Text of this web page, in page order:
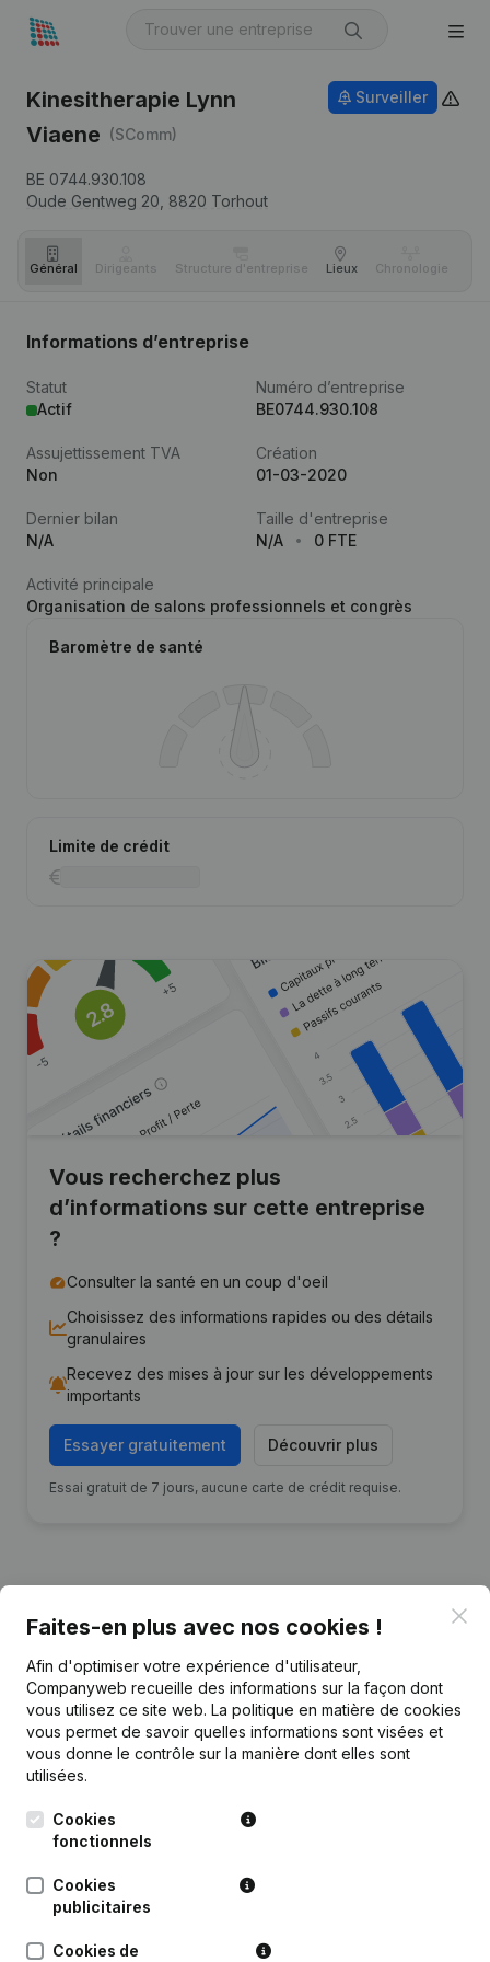
Kinesitherapie Lynn
Viaene (SComm)
BE 0744.930.108
Oude Gentweg 20, 8820 Torhout
Surveiller
Général Dirigeants Structure d'entreprise Lieux Chronologie
Informations d’entreprise
Statut
Actif
Numéro d’entreprise
BE0744.930.108
Assujettissement TVA
Non
Création
01-03-2020
Dernier bilan
N/A
Taille d'entreprise
N/A
0 FTE
Activité principale
Organisation de salons professionnels et congrès
Baromètre de santé
Limite de crédit
Vous recherchez plus
d’informations sur cette entreprise
?
Consulter la santé en un coup d'oeil
Choisissez des informations rapides ou des détails
granulaires
Recevez des mises à jour sur les développements
importants
Essayer gratuitement Découvrir plus
Essai gratuit de 7 jours, aucune carte de crédit requise.
Publicationsde Kinesitherapie Lynn Viaene
Date Publication
12-03-2020
Rubrique Constitution (Nouvelle
Personne Morale, Ouverture
Questions fréquemment posées
Faites-en plus avec nos cookies !
Afin d'optimiser votre expérience d'utilisateur,
Companyweb recueille des informations sur la façon dont
vous utilisez ce site web. La politique en matière de cookies
vous permet de savoir quelles informations sont visées et
vous donne le contrôle sur la manière dont elles sont
utilisées.
Cookies
fonctionnels
Cookies
publicitaires
Cookies de